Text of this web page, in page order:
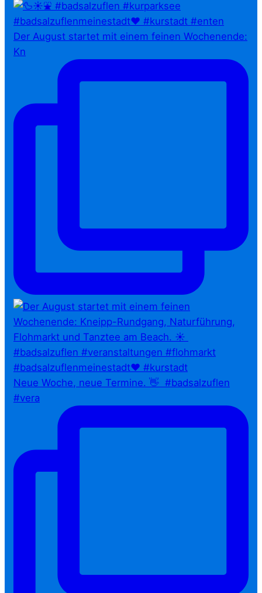
Der August startet mit einem feinen Wochenende:
Kn
Neue Woche, neue Termine. 👋⁠ ⁠ #badsalzuflen
#vera